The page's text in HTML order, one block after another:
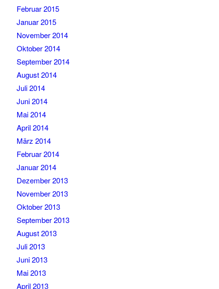
Februar 2015
Januar 2015
November 2014
Oktober 2014
September 2014
August 2014
Juli 2014
Juni 2014
Mai 2014
April 2014
März 2014
Februar 2014
Januar 2014
Dezember 2013
November 2013
Oktober 2013
September 2013
August 2013
Juli 2013
Juni 2013
Mai 2013
April 2013